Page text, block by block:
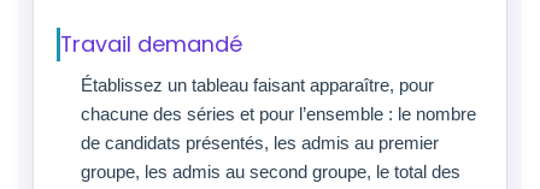
Travail demandé
Établissez un tableau faisant apparaître, pour
chacune des séries et pour l’ensemble : le nombre
de candidats présentés, les admis au premier
groupe, les admis au second groupe, le total des